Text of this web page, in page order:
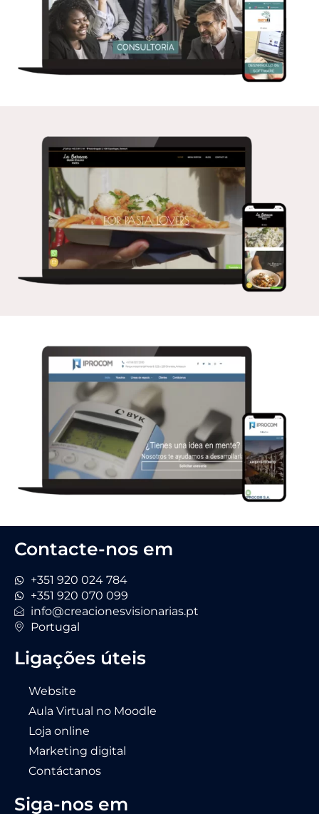
Contacte-nos em
+351 920 024 784
+351 920 070 099
info@creacionesvisionarias.pt
Portugal
Ligações úteis
Website
Aula Virtual no Moodle
Loja online
Marketing digital
Contáctanos
Siga-nos em